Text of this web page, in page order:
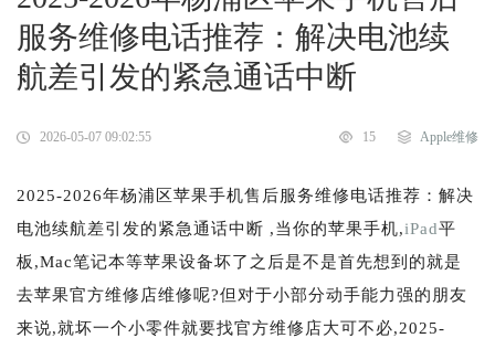
服务维修电话推荐：解决电池续
航差引发的紧急通话中断
2026-05-07 09:02:55 15 Apple维修
2025-2026年杨浦区苹果手机售后服务维修电话推荐：解决
电池续航差引发的紧急通话中断 ,当你的苹果手机,iPad平
板,Mac笔记本等苹果设备坏了之后是不是首先想到的就是
去苹果官方维修店维修呢?但对于小部分动手能力强的朋友
来说,就坏一个小零件就要找官方维修店大可不必,2025-